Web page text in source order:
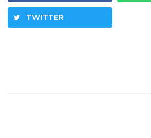
TWITTER